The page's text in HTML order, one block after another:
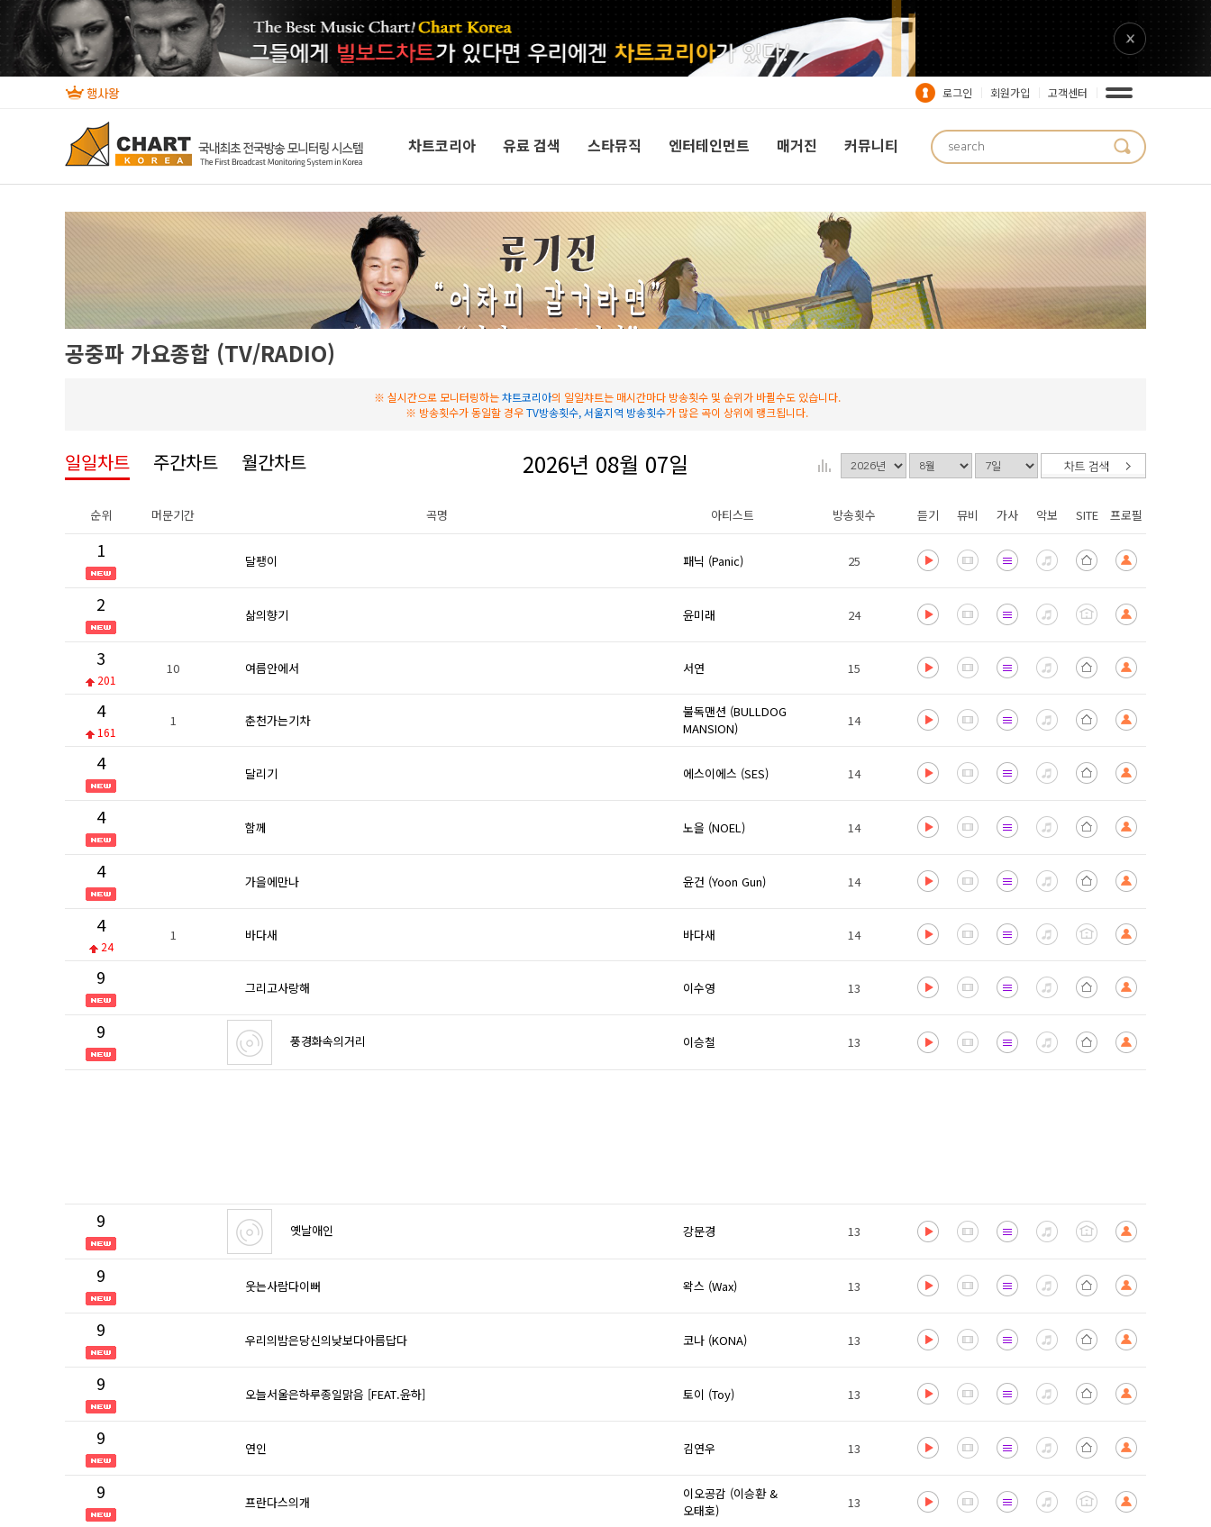
로그인 회원가입 고객센터
차트코리아 유료 검색 스타뮤직 엔터테인먼트 매거진 커뮤니티
공중파 가요종합 (TV/RADIO)
※ 실시간으로 모니터링하는챠트코리아의 일일챠트는 매시간마다 방송횟수 및 순위가 바뀔수도 있습니다.
※ 방송횟수가 동일할 경우TV방송횟수, 서울지역 방송횟수가 많은 곡이 상위에 랭크됩니다.
2026년 08월 07일
일일차트 주간차트 월간차트
순위 머문기간 곡명 아티스트 방송횟수 듣기 뮤비 가사 악보 SITE 프로필
1 달팽이 패닉 (Panic) 25
2 삶의향기 윤미래 24
3
201
10 여름안에서 서연 15
4
161
1 춘천가는기차
불독맨션 (BULLDOG
MANSION)
14
4 달리기 에스이에스 (SES) 14
4 함께 노을 (NOEL) 14
4 가을에만나 윤건 (Yoon Gun) 14
4
24
1 바다새 바다새 14
9 그리고사랑해 이수영 13
9 풍경화속의거리 이승철 13
9 옛날애인 강문경 13
9 웃는사람다이뻐 왁스 (Wax) 13
9 우리의밤은당신의낮보다아름답다 코나 (KONA) 13
9 오늘서울은하루종일맑음 [FEAT.윤하] 토이 (Toy) 13
9 연인 김연우 13
9 프란다스의개
이오공감 (이승환 &
오태호)
13